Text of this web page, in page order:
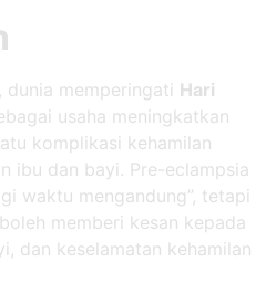
, dunia memperingati Hari
usaha meningkatkan
komplikasi kehamilan
ibu dan bayi. Pre-eclampsia
waktu mengandung”, tetapi
memberi kesan kepada
dan keselamatan kehamilan